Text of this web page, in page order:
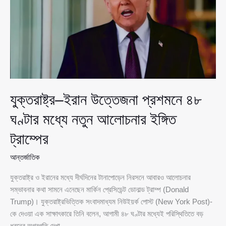
যুক্তরাষ্ট্র–ইরান উত্তেজনা প্রশমনে ৪৮
ঘণ্টার মধ্যে নতুন আলোচনার ইঙ্গিত
ট্রাম্পের
আন্তর্জাতিক
যুক্তরাষ্ট্র ও ইরানের মধ্যে দীর্ঘদিনের টানাপোড়েন নিরসনে আবারও আলোচনার
সম্ভাবনার কথা সামনে এনেছেন মার্কিন প্রেসিডেন্ট ডোনাল্ড ট্রাম্প (Donald
Trump)। যুক্তরাষ্ট্রভিত্তিক সংবাদমাধ্যম নিউইয়র্ক পোস্ট (New York Post)-
কে দেওয়া এক সাক্ষাৎকারে তিনি বলেন, আগামী ৪৮ ঘণ্টার মধ্যেই পরিস্থিতিতে বড়